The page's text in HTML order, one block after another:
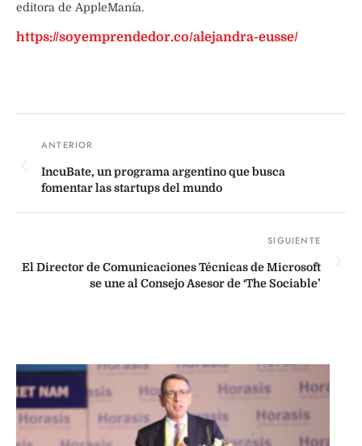
editora de AppleManía.
https://soyemprendedor.co/alejandra-eusse/
IncuBate, un programa argentino que busca
fomentar las startups del mundo
El Director de Comunicaciones Técnicas de Microsoft
se une al Consejo Asesor de ‘The Sociable’